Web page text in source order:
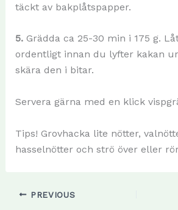
täckt av bakplåtspapper.
5.Grädda ca 25-30 min i 175 g.
ordentligt innan du lyfter kakan
skära den i bitar.
Servera gärna med en klick
Tips! Grovhacka lite nötter,
hasselnötter och strö över eller
PREVIOUS